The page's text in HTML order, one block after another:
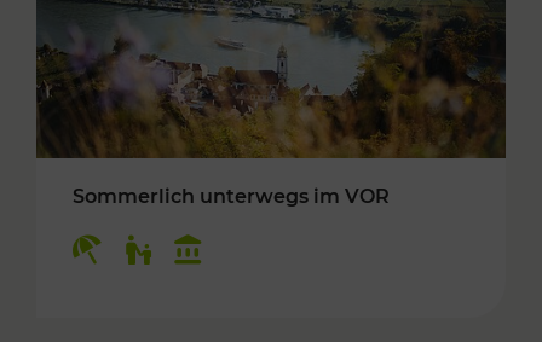
Sommerlich unterwegs im VOR